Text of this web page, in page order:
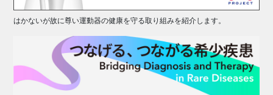
はかないが故に尊い運動器の健康を守る取り組みを紹介します。